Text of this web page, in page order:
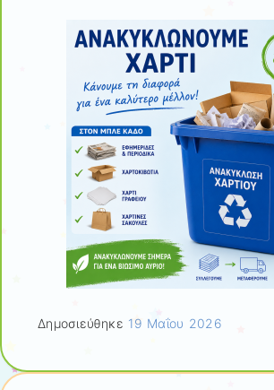
Δημοσιεύθηκε 19 Μαΐου 2026